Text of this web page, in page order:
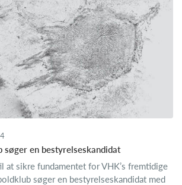
søger en bestyrelseskandidat
at sikre fundamentet for VHK’s fremtidige
søger en bestyrelseskandidat med